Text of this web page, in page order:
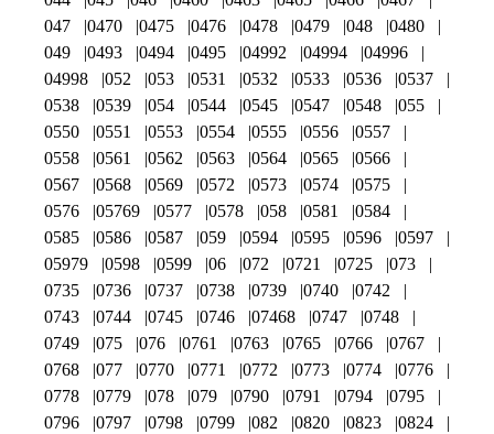
047
0470 0475 0476 0478 0479 048
0480
049
0493 0494 0495 04992 04994
04996
04998
052 053 0531 0532 0533 0536
0537
0538
0539 054 0544 0545 0547 0548
055
0550
0551 0553 0554 0555 0556
0557
0558
0561 0562 0563 0564 0565
0566
0567
0568 0569 0572 0573 0574
0575
0576
05769 0577 0578 058 0581
0584
0585
0586 0587 059 0594 0595 0596
0597
05979
0598 0599 06 072 0721 0725
073
0735
0736 0737 0738 0739 0740
0742
0743
0744 0745 0746 07468 0747
0748
0749
075 076 0761 0763 0765 0766
0767
0768
077 0770 0771 0772 0773 0774
0776
0778
0779 078 079 0790 0791 0794
0795
0796
0797 0798 0799 082 0820 0823
0824